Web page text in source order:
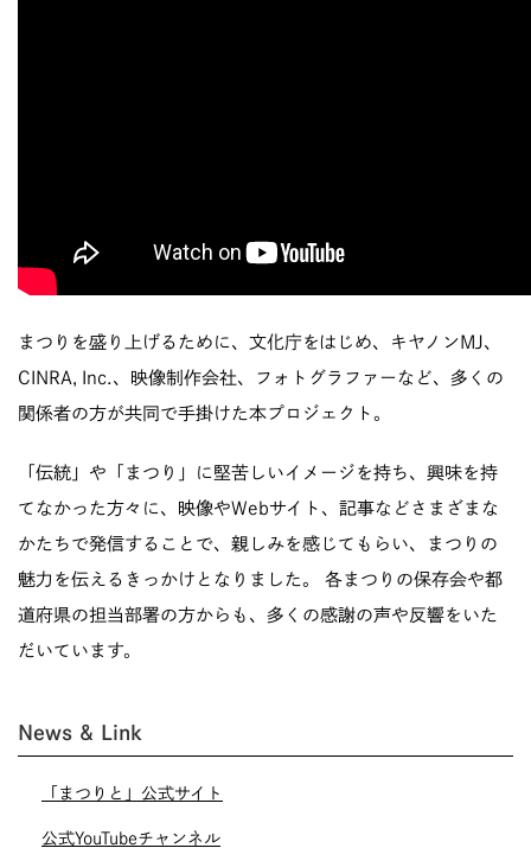
まつりを盛り上げるために、文化庁をはじめ、キヤノンMJ、
CINRA, Inc.、映像制作会社、フォトグラファーなど、多くの
関係者の方が共同で手掛けた本プロジェクト。
「伝統」や「まつり」に堅苦しいイメージを持ち、興味を持
てなかった方々に、映像やWebサイト、記事などさまざまな
かたちで発信することで、親しみを感じてもらい、まつりの
魅力を伝えるきっかけとなりました。 各まつりの保存会や都
道府県の担当部署の方からも、多くの感謝の声や反響をいた
だいています。
News & Link
「まつりと」公式サイト
公式YouTubeチャンネル